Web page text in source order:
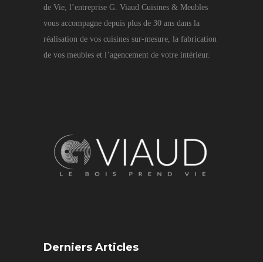
de Vie, l’entreprise G. Viaud Cuisines & Meubles
vous accompagne depuis plus de 30 ans dans la
réalisation de vos cuisines sur-mesure, la fabrication
de vos meubles et l’agencement de votre intérieur.
Derniers Articles